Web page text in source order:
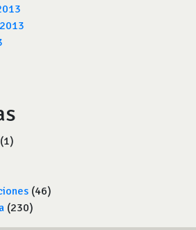
(1)
(46)
(230)